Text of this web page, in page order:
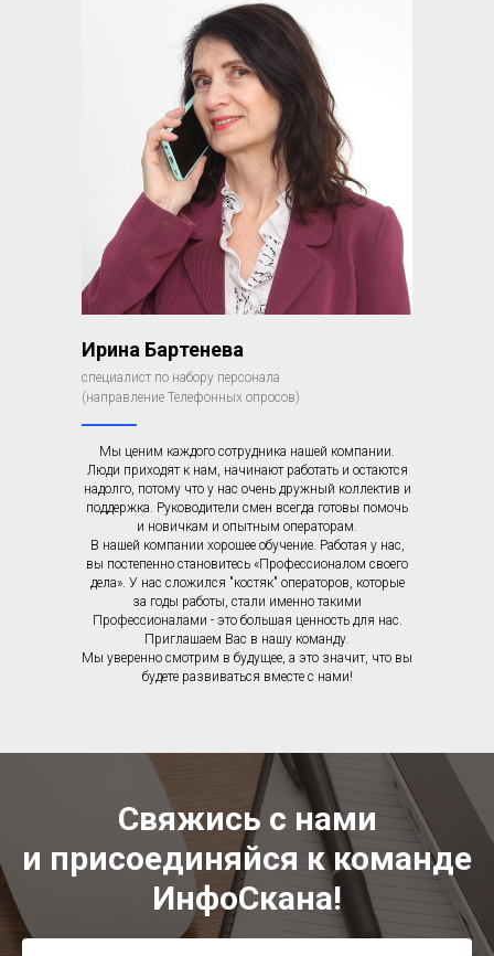
Ирина Бартенева
специалист по набору персонала
(направление Телефонных опросов)
Мы ценим каждого сотрудника нашей компании.
Люди приходят к нам, начинают работать и остаются
надолго, потому что у нас очень дружный коллектив и
поддержка. Руководители смен всегда готовы помочь
и новичкам и опытным операторам.
В нашей компании хорошее обучение. Работая у нас,
вы постепенно становитесь «Профессионалом своего
дела». У нас сложился "костяк" операторов, которые
за годы работы, стали именно такими
Профессионалами - это большая ценность для нас.
Приглашаем Вас в нашу команду.
Мы уверенно смотрим в будущее, а это значит, что вы
будете развиваться вместе с нами!
Свяжись с нами
и присоединяйся к команде
ИнфоСкана!